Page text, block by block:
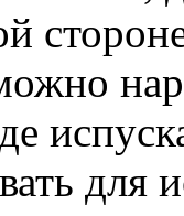
для